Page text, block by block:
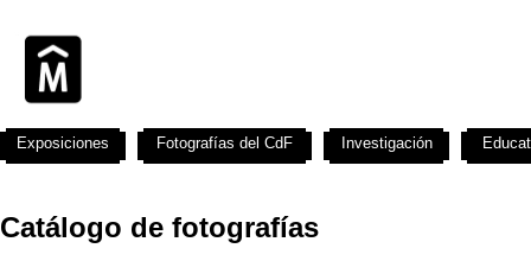
Catálogo de fotografías
Exposiciones Fotografías del CdF Investigación